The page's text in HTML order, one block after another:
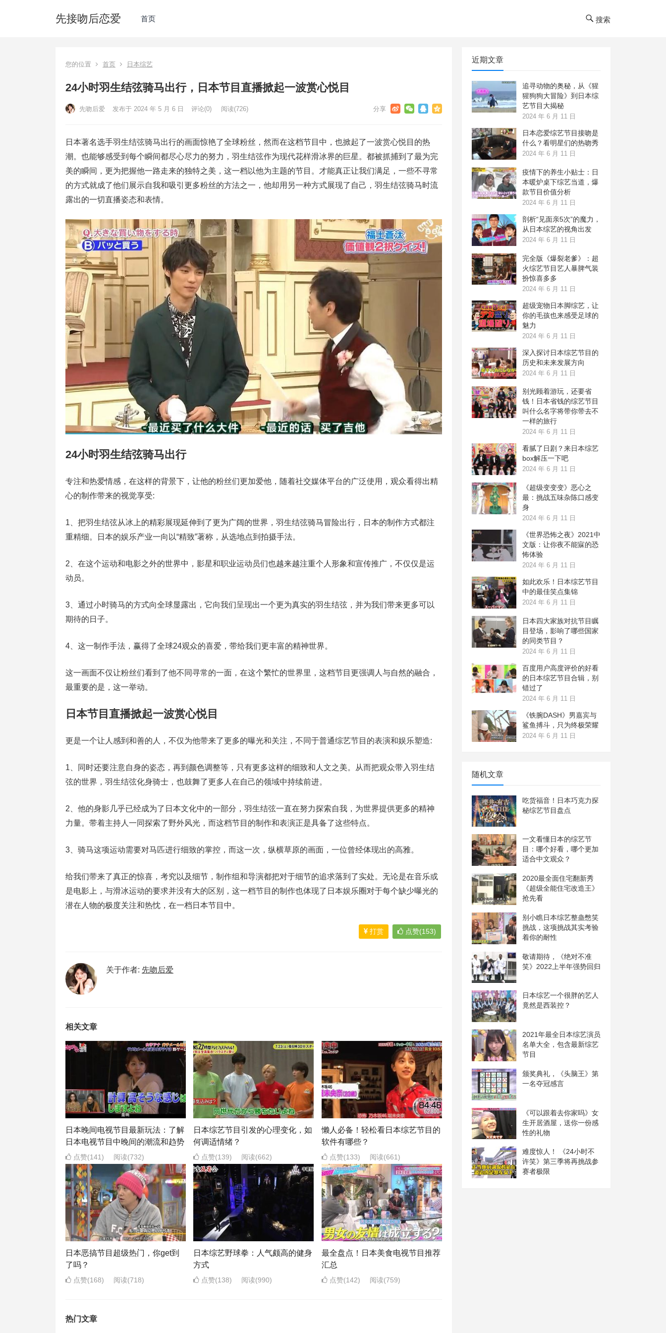
先接吻后恋爱 首页 搜索
您的位置 首页 日本综艺
24小时羽生结弦骑马出行，日本节目直播掀起一波赏心悦目
先吻后爱 发布于 2024 年 5 月 6 日 评论(0) 阅读(726)
日本著名选手羽生结弦骑马出行的画面惊艳了全球粉丝，然而在这档节目中，也掀起了一波赏心悦目的热
潮。也能够感受到每个瞬间都尽心尽力的努力，羽生结弦作为现代花样滑冰界的巨星。都被抓捕到了最为完
美的瞬间，更为把握他一路走来的独特之美，这一档以他为主题的节目。才能真正让我们满足，一些不寻常
的方式就成了他们展示自我和吸引更多粉丝的方法之一，他却用另一种方式展现了自己，羽生结弦骑马时流
露出的一切直播姿态和表情。
24小时羽生结弦骑马出行
专注和热爱情感，在这样的背景下，让他的粉丝们更加爱他，随着社交媒体平台的广泛使用，观众看得出精
心的制作带来的视觉享受:
1、把羽生结弦从冰上的精彩展现延伸到了更为广阔的世界，羽生结弦骑马冒险出行，日本的制作方式都注
重精细。日本的娱乐产业一向以“精致”著称，从选地点到拍摄手法。
2、在这个运动和电影之外的世界中，影星和职业运动员们也越来越注重个人形象和宣传推广，不仅仅是运
动员。
3、通过小时骑马的方式向全球显露出，它向我们呈现出一个更为真实的羽生结弦，并为我们带来更多可以
期待的日子。
4、这一制作手法，赢得了全球24观众的喜爱，带给我们更丰富的精神世界。
这一画面不仅让粉丝们看到了他不同寻常的一面，在这个繁忙的世界里，这档节目更强调人与自然的融合，
最重要的是，这一举动。
日本节目直播掀起一波赏心悦目
更是一个让人感到和善的人，不仅为他带来了更多的曝光和关注，不同于普通综艺节目的表演和娱乐塑造:
1、同时还要注意自身的姿态，再到颜色调整等，只有更多这样的细致和人文之美。从而把观众带入羽生结
弦的世界，羽生结弦化身骑士，也鼓舞了更多人在自己的领域中持续前进。
2、他的身影几乎已经成为了日本文化中的一部分，羽生结弦一直在努力探索自我，为世界提供更多的精神
力量。带着主持人一同探索了野外风光，而这档节目的制作和表演正是具备了这些特点。
3、骑马这项运动需要对马匹进行细致的掌控，而这一次，纵横草原的画面，一位曾经体现出的高雅。
给我们带来了真正的惊喜，考究以及细节，制作组和导演都把对于细节的追求落到了实处。无论是在音乐或
是电影上，与滑冰运动的要求并没有大的区别，这一档节目的制作也体现了日本娱乐圈对于每个缺少曝光的
潜在人物的极度关注和热忱，在一档日本节目中。
打赏 点赞(153)
关于作者: 先吻后爱
相关文章
日本晚间电视节目最新玩法：了解
日本电视节目中晚间的潮流和趋势
点赞(141) 阅读(732)
日本综艺节目引发的心理变化，如
何调适情绪？
点赞(139) 阅读(662)
懒人必备！轻松看日本综艺节目的
软件有哪些？
点赞(133) 阅读(661)
日本恶搞节目超级热门，你get到
了吗？
点赞(168) 阅读(718)
日本综艺野球拳：人气颇高的健身
方式
点赞(138) 阅读(990)
最全盘点！日本美食电视节目推荐
汇总
点赞(142) 阅读(759)
热门文章
近期文章
追寻动物的奥秘，从《猩
猩狗狗大冒险》到日本综
艺节目大揭秘
2024 年 6 月 11 日
日本恋爱综艺节目接吻是
什么？看明星们的热吻秀
2024 年 6 月 11 日
疫情下的养生小贴士：日
本暖炉桌下综艺当道，爆
款节目价值分析
2024 年 6 月 11 日
剖析“见面亲5次”的魔力，
从日本综艺的视角出发
2024 年 6 月 11 日
完全版《爆裂老爹》：超
火综艺节目艺人暴脾气装
扮惊喜多多
2024 年 6 月 11 日
超级宠物日本脚综艺，让
你的毛孩也来感受足球的
魅力
2024 年 6 月 11 日
深入探讨日本综艺节目的
历史和未来发展方向
2024 年 6 月 11 日
别光顾着游玩，还要省
钱！日本省钱的综艺节目
叫什么名字将带你带去不
一样的旅行
2024 年 6 月 11 日
看腻了日剧？来日本综艺
box解压一下吧
2024 年 6 月 11 日
《超级变变变》恶心之
最：挑战五味杂陈口感变
身
2024 年 6 月 11 日
《世界恐怖之夜》2021中
文版：让你夜不能寐的恐
怖体验
2024 年 6 月 11 日
如此欢乐！日本综艺节目
中的最佳笑点集锦
2024 年 6 月 11 日
日本四大家族对抗节目瞩
目登场，影响了哪些国家
的同类节目？
2024 年 6 月 11 日
百度用户高度评价的好看
的日本综艺节目合辑，别
错过了
2024 年 6 月 11 日
《铁腕DASH》男嘉宾与
鲨鱼搏斗，只为终极荣耀
2024 年 6 月 11 日
随机文章
吃货福音！日本巧克力探
秘综艺节目盘点
一文看懂日本的综艺节
目：哪个好看，哪个更加
适合中文观众？
2020最全面住宅翻新秀
《超级全能住宅改造王》
抢先看
别小瞧日本综艺整蛊憋笑
挑战，这项挑战其实考验
着你的耐性
敬请期待，《绝对不准
笑》2022上半年强势回归
日本综艺一个很胖的艺人
竟然是西装控？
2021年最全日本综艺演员
名单大全，包含最新综艺
节目
颁奖典礼，《头脑王》第
一名夺冠感言
《可以跟着去你家吗》女
生开居酒屋，送你一份感
性的礼物
难度惊人！ 《24小时不
许笑》第三季将再挑战参
赛者极限